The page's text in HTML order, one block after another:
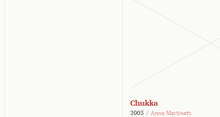
Chukka
2003 / Anna Martinetz